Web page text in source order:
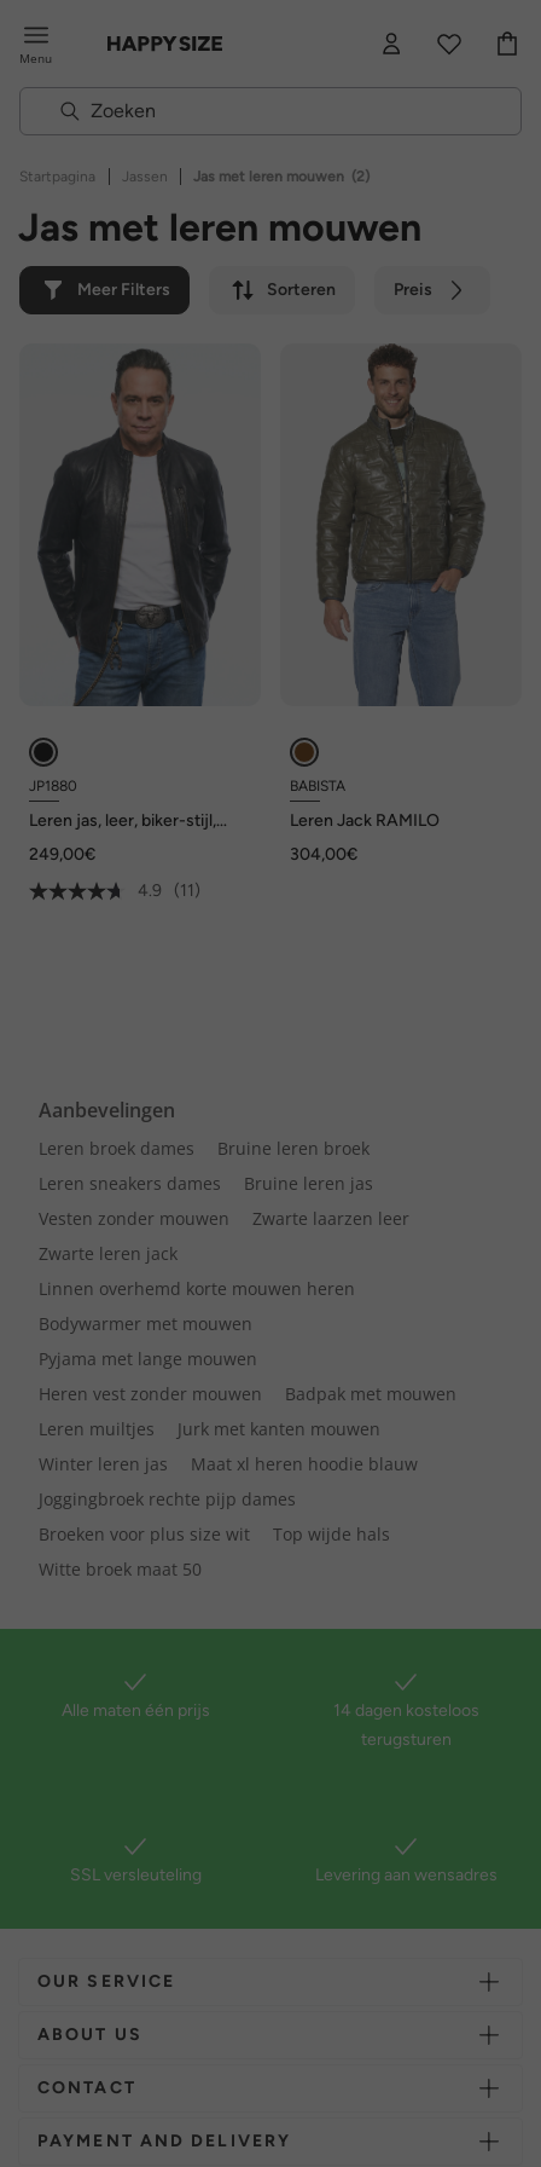
Menu
Startpagina | Jassen | Jas met leren mouwen (2)
Jas met leren mouwen
Meer Filters Sorteren Preis
JP1880
Leren jas, leer, biker-stijl,
249,00€
4.9
(11)
BABISTA
Leren Jack RAMILO
304,00€
Aanbevelingen
Leren broek dames
Bruine leren broek
Leren sneakers dames
Bruine leren jas
Vesten zonder mouwen
Zwarte laarzen leer
Zwarte leren jack
Linnen overhemd korte mouwen heren
Bodywarmer met mouwen
Pyjama met lange mouwen
Heren vest zonder mouwen
Badpak met mouwen
Leren muiltjes
Jurk met kanten mouwen
Winter leren jas
Maat xl heren hoodie blauw
Joggingbroek rechte pijp dames
Broeken voor plus size wit
Top wijde hals
Witte broek maat 50
Alle maten één prijs
14 dagen kosteloos
terugsturen
SSL versleuteling Levering aan wensadres
OUR SERVICE
ABOUT US
CONTACT
PAYMENT AND DELIVERY